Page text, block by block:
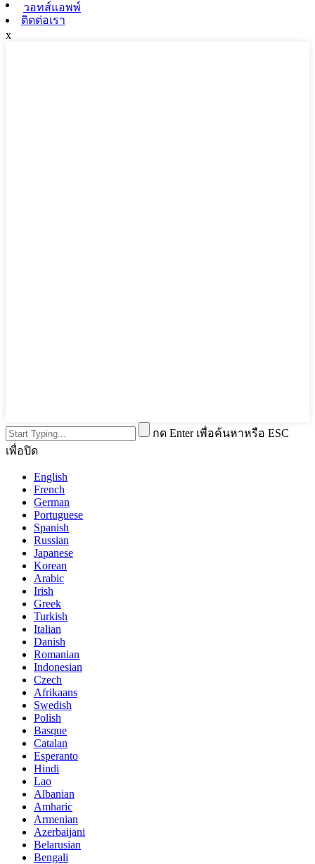
วอทส์แอพพ์
ติดต่อเรา
x
กด Enter เพื่อค้นหาหรือ ESC
เพื่อปิด
English
French
German
Portuguese
Spanish
Russian
Japanese
Korean
Arabic
Irish
Greek
Turkish
Italian
Danish
Romanian
Indonesian
Czech
Afrikaans
Swedish
Polish
Basque
Catalan
Esperanto
Hindi
Lao
Albanian
Amharic
Armenian
Azerbaijani
Belarusian
Bengali